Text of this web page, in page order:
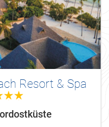
Resort & Spa